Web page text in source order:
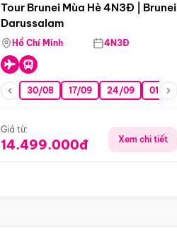
Tour Brunei Mùa Hè 4N3Đ | Brunei
Darussalam
Hồ Chí Minh 4N3Đ
30/08 17/09 24/09 01/10
Giá từ:
14.499.000đ Xem chi tiết